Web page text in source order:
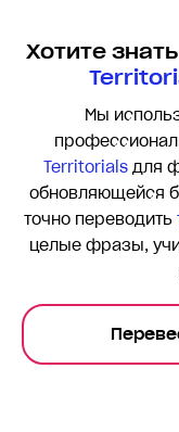
Хотите
Мы
Territorials для
обновляющейся
точно переводить
целые фразы,